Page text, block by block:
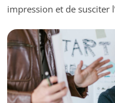
impression et de susciter